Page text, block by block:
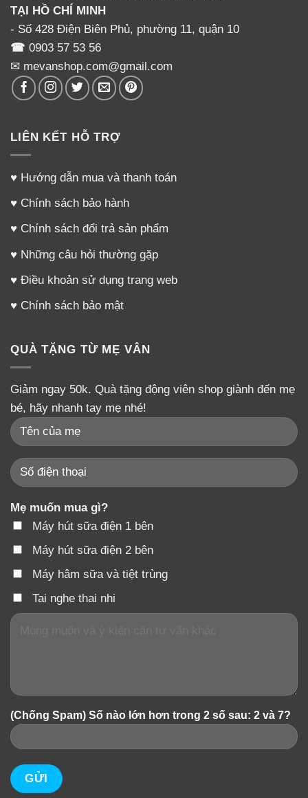
TẠI HỒ CHÍ MINH
- Số 428 Điện Biên Phủ, phường 11, quận 10
☎ 0903 57 53 56
✉ mevanshop.com@gmail.com
LIÊN KẾT HỖ TRỢ
♥ Hướng dẫn mua và thanh toán
♥ Chính sách bảo hành
♥ Chính sách đổi trả sản phẩm
♥ Những câu hỏi thường gặp
♥ Điều khoản sử dụng trang web
♥ Chính sách bảo mật
QUÀ TẶNG TỪ MẸ VÂN
Giảm ngay 50k. Quà tặng động viên shop giành đến mẹ
bé, hãy nhanh tay mẹ nhé!
Mẹ muốn mua gì?
Máy hút sữa điện 1 bên
Máy hút sữa điện 2 bên
Máy hâm sữa và tiệt trùng
Tai nghe thai nhi
(Chống Spam) Số nào lớn hơn trong 2 số sau: 2 và 7?